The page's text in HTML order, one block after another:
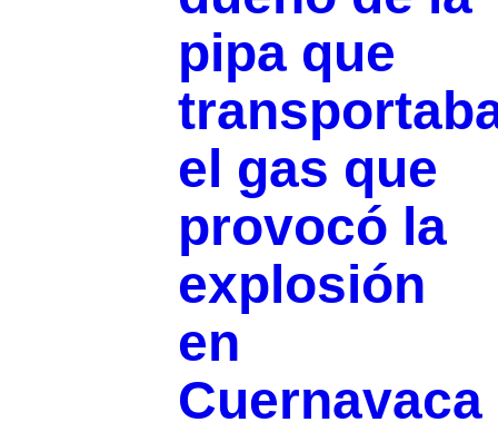
pipa que
el gas que
provocó la
explosión
en
Cuernavaca